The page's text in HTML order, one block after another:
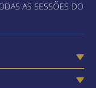
AS SESSÕES DO